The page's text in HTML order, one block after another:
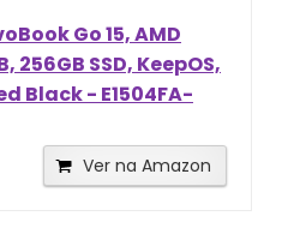
Go 15, AMD
256GB SSD, KeepOS,
Black - E1504FA-
Ver na Amazon